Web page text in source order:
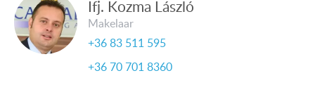
Ifj. Kozma László
Makelaar
+36 83 511 595
+36 70 701 8360